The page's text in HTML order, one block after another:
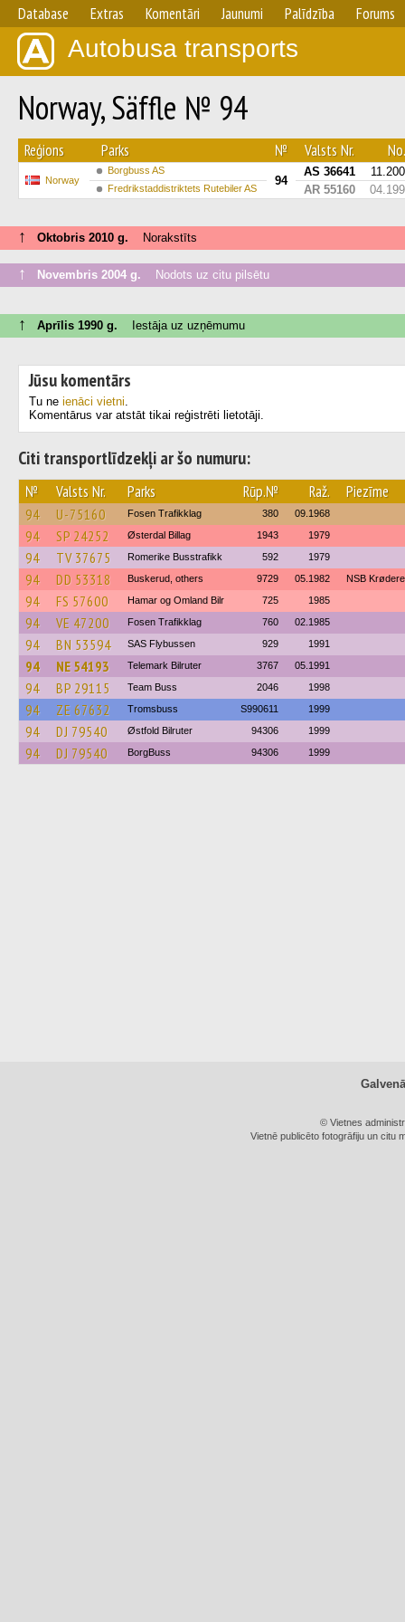
Database Extras Komentāri Jaunumi Palīdzība Forums
Autobusa transports
Norway, Säffle № 94
Reģions Parks № Valsts Nr.
Norway
Borgbuss AS
94
AS 36641
Fredrikstaddistriktets Rutebiler AS AR 55160
↑ Oktobris 2010 g. Norakstīts
↑ Novembris 2004 g. Nodots uz citu pilsētu
↑ Aprīlis 1990 g. Iestāja uz uzņēmumu
Jūsu komentārs
Tu ne ienāci vietni.
Komentārus var atstāt tikai reģistrēti lietotāji.
Citi transportlīdzekļi ar šo numuru:
№ Valsts Nr. Parks Rūp.№ Raž. Piezīme
94 U-75160 Fosen Trafikklag 380 09.1968
94 SP 24252 Østerdal Billag 1943 1979
94 TV 37675 Romerike Busstrafikk 592 1979
94 DD 53318 Buskerud, others 9729 05.1982 NSB
94 FS 57600 Hamar og Omland Bilr 725 1985
94 VE 47200 Fosen Trafikklag 760 02.1985
94 BN 53594 SAS Flybussen 929 1991
94 NE 54193 Telemark Bilruter 3767 05.1991
94 BP 29115 Team Buss 2046 1998
94 ZE 67632 Tromsbuss S990611 1999
94 DJ 79540 Østfold Bilruter 94306 1999
94 DJ 79540 BorgBuss 94306 1999
© Vietnes
Vietnē publicēto fotogrāfiju un citu